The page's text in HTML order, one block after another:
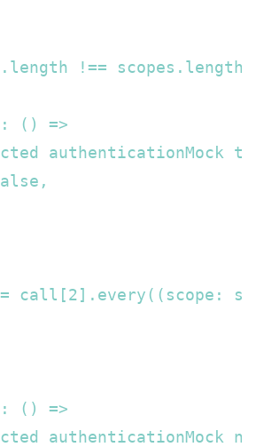
!==
() =>
authenticationMock
call[2].every((scope:
() =>
authenticationMock